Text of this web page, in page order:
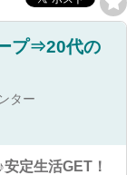
プ⇒20代の
ター
定生活GET！